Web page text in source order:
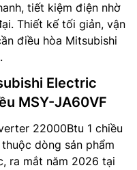
tiết kiệm điện nhờ
Thiết kế tối giản, vận
điều hòa Mitsubishi
Electric
MSY-JA60VF
22000Btu 1 chiều
dòng sản phẩm
ra mắt năm 2026 tại